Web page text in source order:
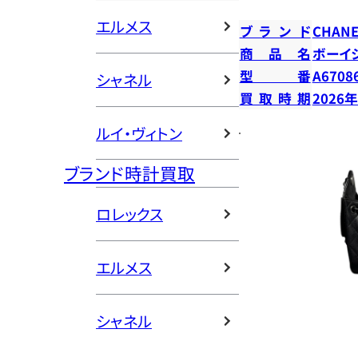
エルメス
シャネル
ルイ・ヴィトン
ブランド時計買取
ロレックス
エルメス
シャネル
ブランド
商品名ボーイ
型番
買取時期2026